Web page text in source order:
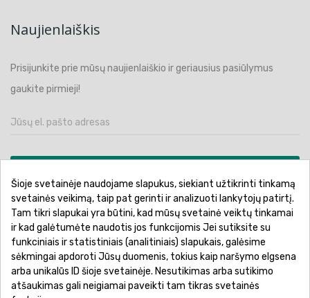
Naujienlaiškis
Prisijunkite prie mūsų naujienlaiškio ir geriausius pasiūlymus
gaukite pirmieji!
Pirkimo sąlygos ir taisyklės
Privatumo politika
Garantinis aptarnavimas
Prekių pristatymas
Prekių grąžinimas
Atsiskaitymo būdai
Šioje svetainėje naudojame slapukus, siekiant užtikrinti tinkamą
svetainės veikimą, taip pat gerinti ir analizuoti lankytojų patirtį.
Tam tikri slapukai yra būtini, kad mūsų svetainė veiktų tinkamai
ir kad galėtumėte naudotis jos funkcijomis Jei sutiksite su
funkciniais ir statistiniais (analitiniais) slapukais, galėsime
sėkmingai apdoroti Jūsų duomenis, tokius kaip naršymo elgsena
arba unikalūs ID šioje svetainėje. Nesutikimas arba sutikimo
atšaukimas gali neigiamai paveikti tam tikras svetainės